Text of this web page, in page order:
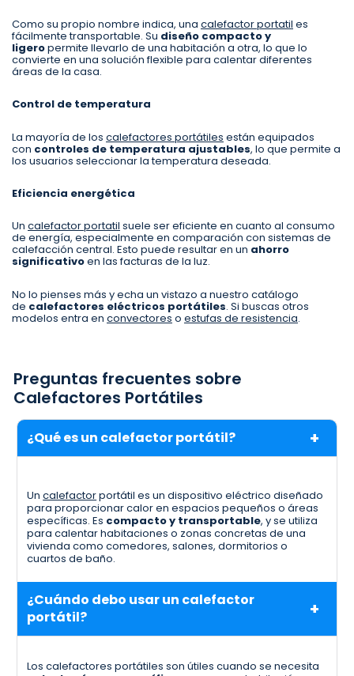
Como su propio nombre indica, una calefactor portatil es
fácilmente transportable. Su diseño compacto y
ligeropermite llevarlo de una habitación a otra, lo que lo
convierte en una solución flexible para calentar diferentes
áreas de la casa.
Control de temperatura
La mayoría de los calefactores portátiles están equipados
con controles de temperatura ajustables, lo que permite a
los usuarios seleccionar la temperatura deseada.
Eficiencia energética
Un calefactor portatil suele ser eficiente en cuanto al consumo
de energía, especialmente en comparación con sistemas de
calefacción central. Esto puede resultar en un ahorro
significativoen las facturas de la luz.
No lo pienses más y echa un vistazo a nuestro catálogo
de calefactores eléctricos portátiles. Si buscas otros
modelos entra en convectores o estufas de resistencia.
Preguntas frecuentes sobre
Calefactores Portátiles
¿Qué es un calefactor portátil?
Uncalefactorportátil es un dispositivo eléctrico diseñado
para proporcionar calor en espacios pequeños o áreas
específicas. Es compacto y transportable, y se utiliza
para calentar habitaciones o zonas concretas de una
vivienda como comedores, salones, dormitorios o
cuartos de baño.
¿Cuándo debo usar un calefactor
portátil?
Los calefactores portátiles son útiles cuando se necesita